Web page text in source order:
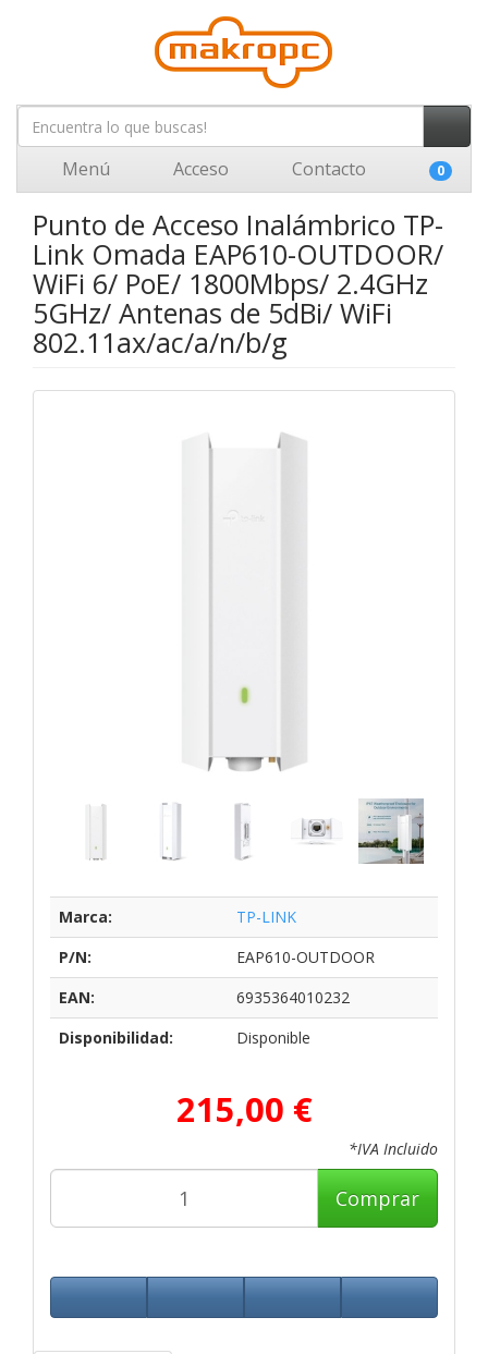
Menú Acceso Contacto 0
Punto de Acceso Inalámbrico TP-
Link Omada EAP610-OUTDOOR/
WiFi 6/ PoE/ 1800Mbps/ 2.4GHz
5GHz/ Antenas de 5dBi/ WiFi
802.11ax/ac/a/n/b/g
Marca:
TP-LINK
P/N:
EAP610-OUTDOOR
EAN:
6935364010232
Disponibilidad:
Disponible
215,00 €
*IVA Incluido
Comprar